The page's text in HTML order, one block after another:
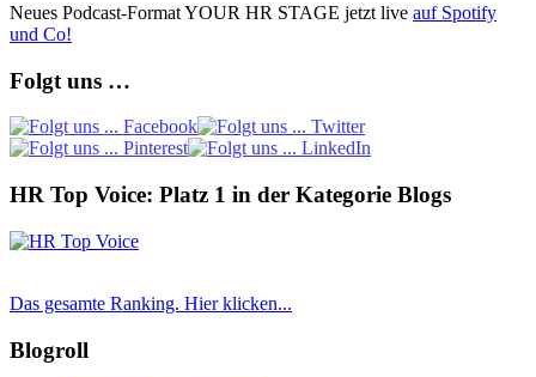
Neues Podcast-Format YOUR HR STAGE jetzt live auf Spotify
und Co!
Folgt uns …
HR Top Voice: Platz 1 in der Kategorie Blogs
Das gesamte Ranking. Hier klicken...
Blogroll